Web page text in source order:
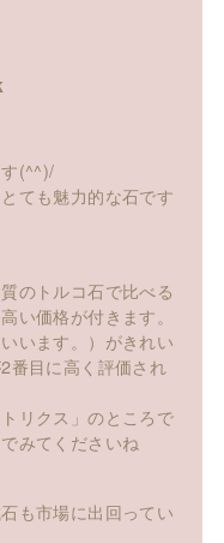
(^^)/
ても魅力的な石です
のトルコ石で比べる
い価格が付きます。
います。）がきれい
番目に高く評価され
リクス」のところで
みてくださいね
も市場に出回ってい